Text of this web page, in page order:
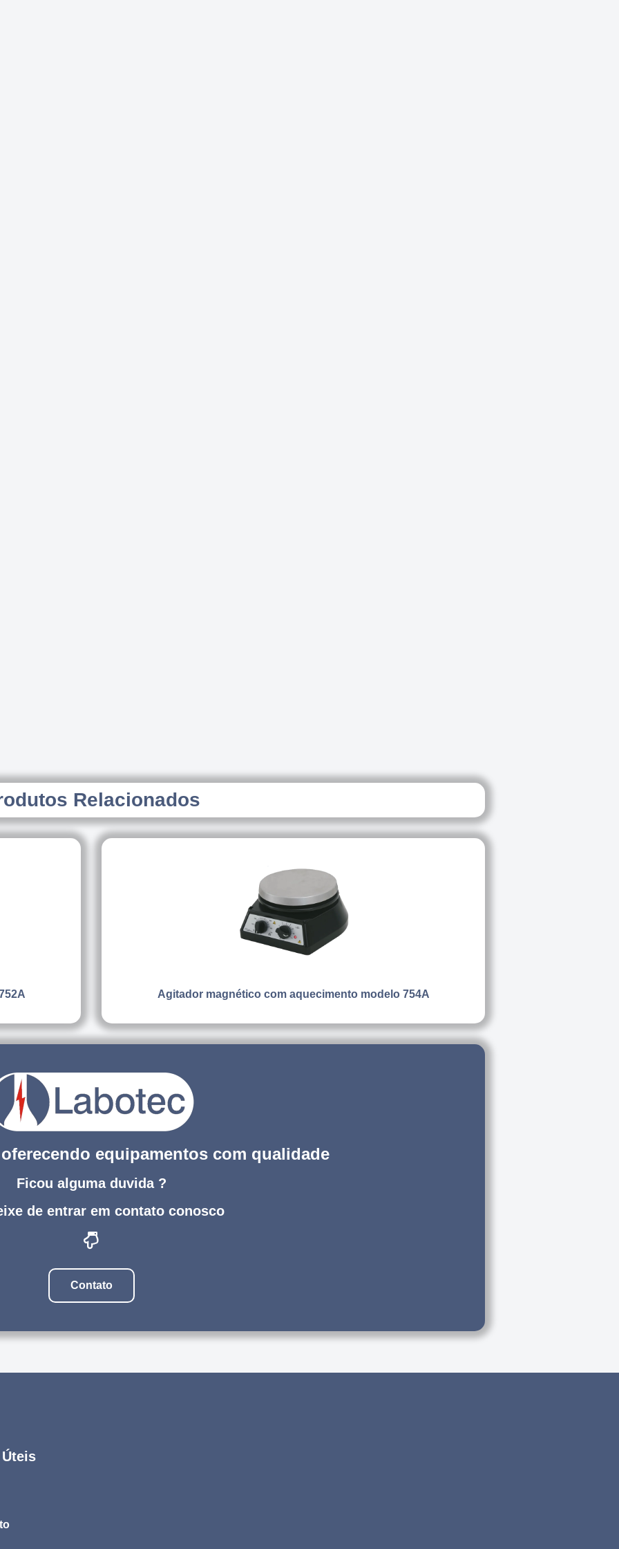
Relacionados
Agitador magnético com aquecimento modelo 754A
equipamentos com qualidade
Ficou alguma duvida ?
de entrar em contato conosco
Contato